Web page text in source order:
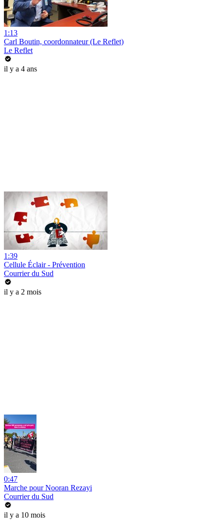
1:13
Carl Boutin, coordonnateur (Le Reflet)
Le Reflet
il y a 4 ans
1:39
Cellule Éclair - Prévention
Courrier du Sud
il y a 2 mois
0:47
Marche pour Nooran Rezayi
Courrier du Sud
il y a 10 mois